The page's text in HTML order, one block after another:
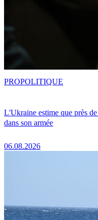
L'Ukraine estime que près
dans son armée
06.08.2026
PROPOLITIQUE